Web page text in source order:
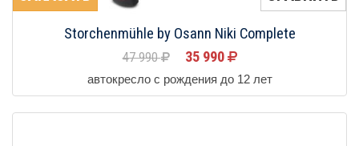
Storchenmühle by Osann Niki Complete
47 990 35 990
автокресло с рождения до 12 лет